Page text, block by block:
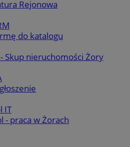
Rejonowa
do katalogu
Skup nieruchomości Żory
IT
- praca w Żorach